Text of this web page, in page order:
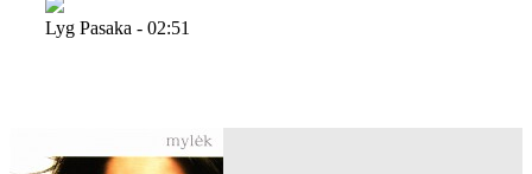
Lyg Pasaka - 02:51